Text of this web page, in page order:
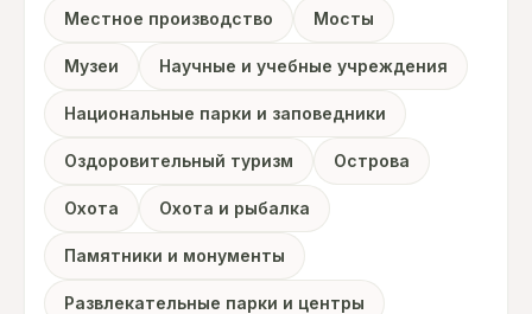
Местное производство Мосты
Музеи Научные и учебные учреждения
Национальные парки и заповедники
Оздоровительный туризм Острова
Охота Охота и рыбалка
Памятники и монументы
Развлекательные парки и центры